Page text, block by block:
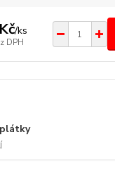
/ks
DPH